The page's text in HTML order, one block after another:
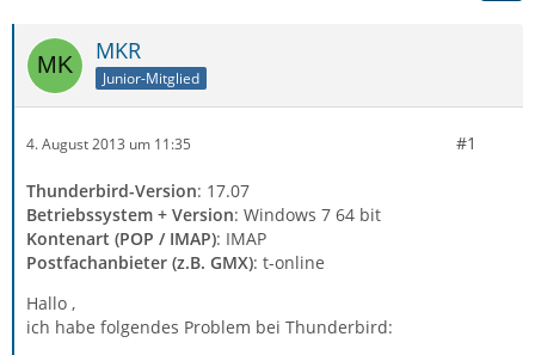
MKR
Junior-Mitglied
4. August 2013 um 11:35 #1
Thunderbird-Version: 17.07
Betriebssystem + Version: Windows 7 64 bit
Kontenart (POP / IMAP): IMAP
Postfachanbieter (z.B. GMX): t-online
Hallo ,
ich habe folgendes Problem bei Thunderbird: